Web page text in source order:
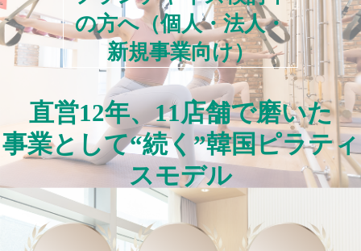
の方へ（個人・法人・
新規事業向け）
直営12年、11店舗で磨いた
事業として“続く”韓国ピラティ
スモデル